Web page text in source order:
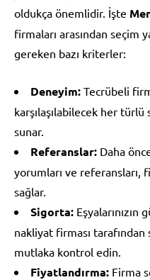
oldukça önemlidir. İşte
firmaları arasından seçim
gereken bazı kriterler:
Deneyim: Tecrübeli
karşılaşılabilecek her
sunar.
Referanslar: Daha
yorumları ve referansları,
sağlar.
Sigorta: Eşyalarınızın
nakliyat firması
mutlaka kontrol edin.
Fiyatlandırma: Firma